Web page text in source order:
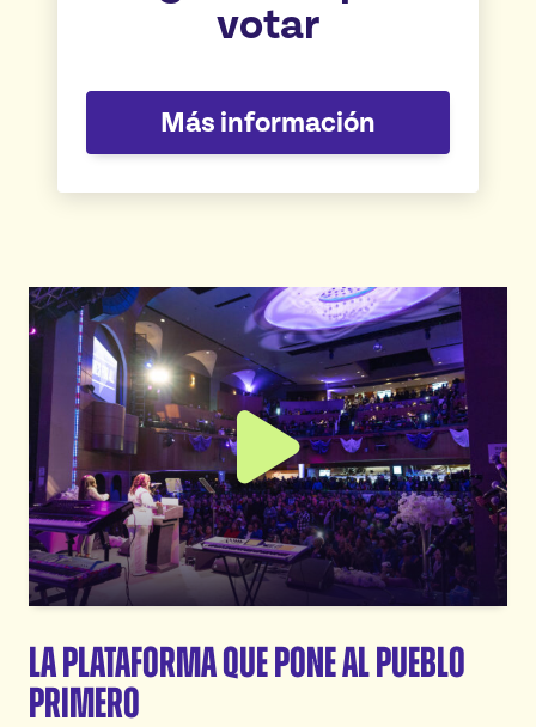
votar
Más información
La plataforma que pone al pueblo
primero
Ver video